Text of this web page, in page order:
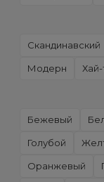
Скандинавский
Модерн
Бежевый
Голубой
Оранжевый